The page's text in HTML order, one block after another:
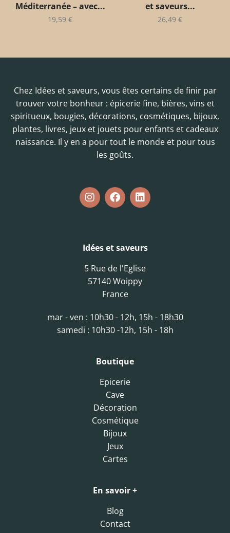
Méditerranée – avec...
19,59 €
et saveurs...
26,49 €
Chez Idées et saveurs, vous êtes certains de finir par
trouver votre bonheur : épicerie fine, bières, vins et
spiritueux, bougies, décorations, cosmétiques, bijoux,
plantes, livres, jeux et jouets pour enfants et cadeaux
naissance. Il y en a pour tout le monde et pour tous
les goûts.
Idées et saveurs
5 Rue de l'Eglise
57140 Woippy
France
mar - ven : 10h30 - 12h, 15h - 18h30
samedi : 10h30 -12h, 15h - 18h
Boutique
Epicerie
Cave
Décoration
Cosmétique
Bijoux
Jeux
Cartes
En savoir +
Blog
Contact